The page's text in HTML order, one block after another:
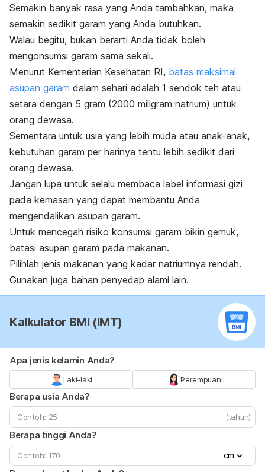
Semakin banyak rasa yang Anda tambahkan, maka
semakin sedikit garam yang Anda butuhkan.
Walau begitu, bukan berarti Anda tidak boleh
mengonsumsi garam sama sekali.
Menurut Kementerian Kesehatan RI, batas maksimal
asupan garam dalam sehari adalah 1 sendok teh atau
setara dengan 5 gram (2000 miligram natrium) untuk
orang dewasa.
Sementara untuk usia yang lebih muda atau anak-anak,
kebutuhan garam per harinya tentu lebih sedikit dari
orang dewasa.
Jangan lupa untuk selalu membaca label informasi gizi
pada kemasan yang dapat membantu Anda
mengendalikan asupan garam.
Untuk mencegah risiko konsumsi garam bikin gemuk,
batasi asupan garam pada makanan.
Pilihlah jenis makanan yang kadar natriumnya rendah.
Gunakan juga bahan penyedap alami lain.
Kalkulator BMI (IMT)
Apa jenis kelamin Anda?
Laki-laki Perempuan
Berapa usia Anda?
(tahun)
Berapa tinggi Anda?
cm